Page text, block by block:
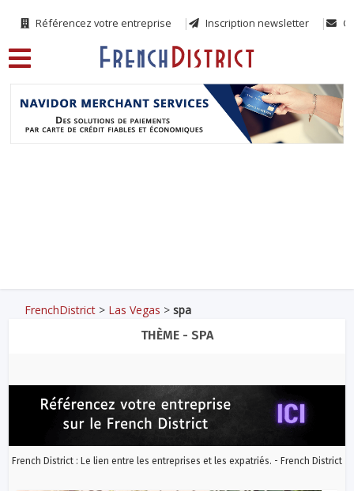
Référencez votre entreprise Inscription newsletter
FrenchDistrict > Las Vegas >spa
THÈME - SPA
French District : Le lien entre les entreprises et les expatriés. - French District